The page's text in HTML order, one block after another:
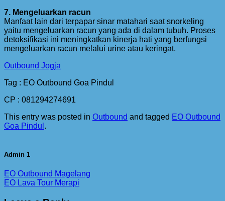
7. Mengeluarkan racun
Manfaat lain dari terpapar sinar matahari saat snorkeling
yaitu mengeluarkan racun yang ada di dalam tubuh. Proses
detoksifikasi ini meningkatkan kinerja hati yang berfungsi
mengeluarkan racun melalui urine atau keringat.
Outbound Jogja
Tag : EO Outbound Goa Pindul
CP : 081294274691
This entry was posted in Outbound and tagged EO Outbound
Goa Pindul .
Admin 1
EO Outbound Magelang
EO Lava Tour Merapi